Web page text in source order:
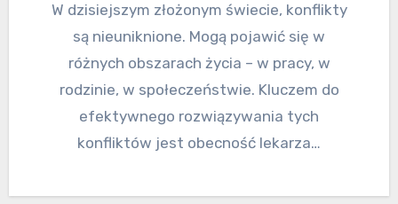
W dzisiejszym złożonym świecie, konflikty
są nieuniknione. Mogą pojawić się w
różnych obszarach życia – w pracy, w
rodzinie, w społeczeństwie. Kluczem do
efektywnego rozwiązywania tych
konfliktów jest obecność lekarza…